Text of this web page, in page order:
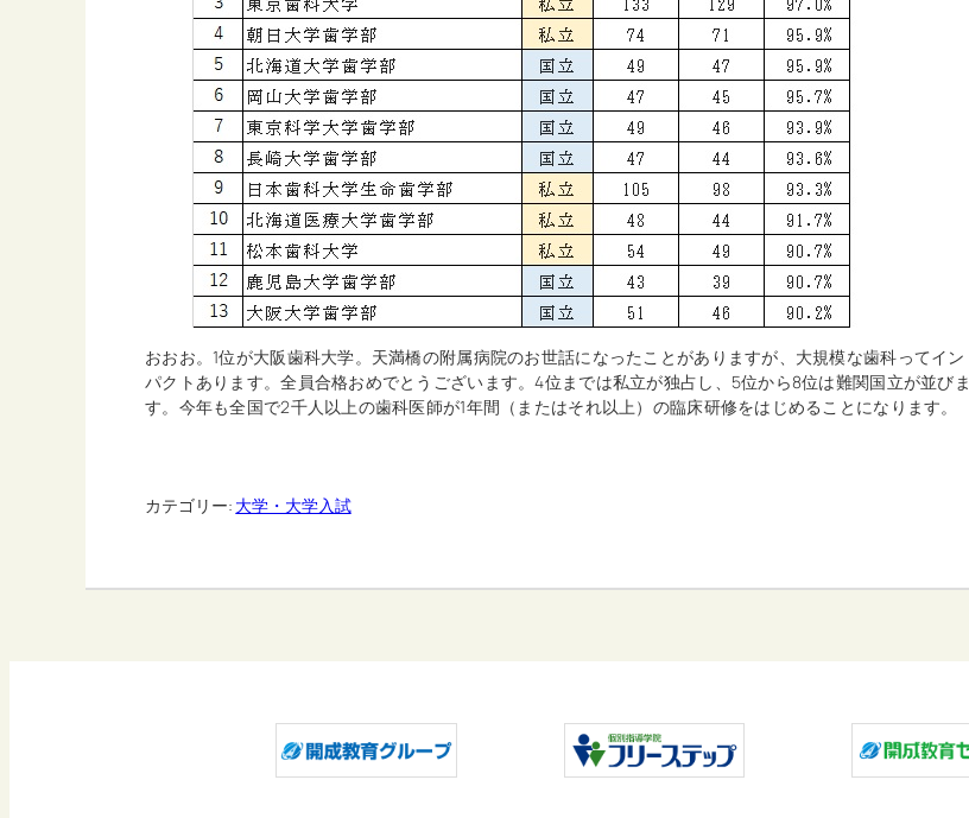
おおお。1位が大阪歯科大学。天満橋の附属病院のお世話になったことがありますが、大規模な歯科ってイン
パクトあります。全員合格おめでとうございます。4位までは私立が独占し、5位から8位は難関国立が並びま
す。今年も全国で2千人以上の歯科医師が1年間（またはそれ以上）の臨床研修をはじめることになります。
カテゴリー: 大学・大学入試